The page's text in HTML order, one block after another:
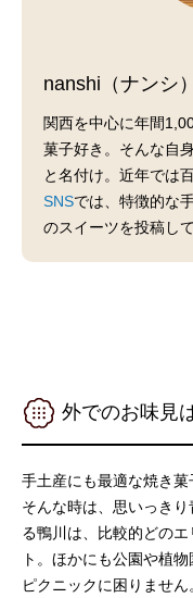
nanshi（ナンシ
関西を中心に年間
菓子好き。そんな自
と名付け。近年では
SNSでは、特徴的な
のスイーツを投稿して
外でのお味見
手土産にも最適な焼き菓
そんな時は、思いっき
る鴨川は、比較的どの
ト。ほかにも公園や植
ピクニックに困りませ